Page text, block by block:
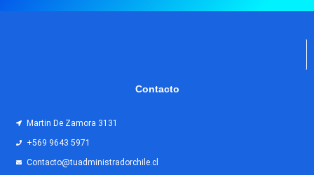
Contacto
Martin De Zamora 3131
+569 9643 5971
Contacto@tuadministradorchile.cl